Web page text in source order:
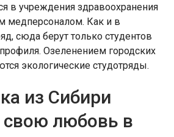
в учреждения здравоохранения
медперсоналом. Как и в
сюда берут только студентов
Озеленением городских
экологические студотряды.
из Сибири
свою любовь в